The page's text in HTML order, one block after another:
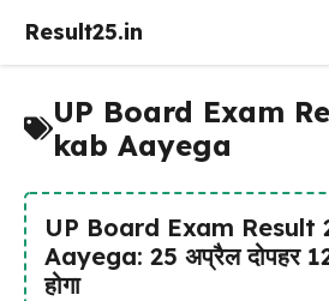
Result25.in
UP Board Exam
kab Aayega
UP Board Exam Result
Aayega: 25 अप्रैल दोपहर
होगा